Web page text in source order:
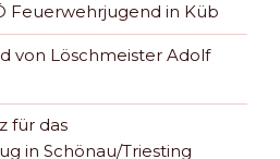
Feuerwehrjugend in Küb
von Löschmeister Adolf
für das
in Schönau/Triesting